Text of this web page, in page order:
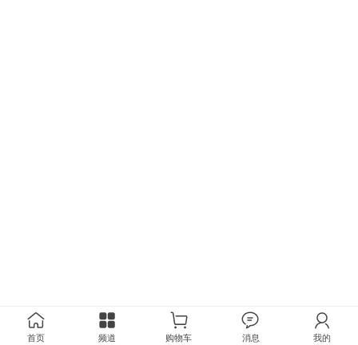
首页 频道 购物车 消息 我的